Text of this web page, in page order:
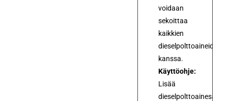
voidaan
sekoittaa
kaikkien
dieselpolttoaineiden
kanssa.
Käyttöohje:
Lisää